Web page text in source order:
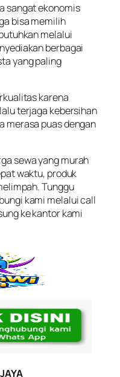
sangat ekonomis
bisa memilih
melalui
berbagai
yang paling
karena
terjaga kebersihan
merasa puas dengan
sewa yang murah
waktu, produk
Tunggu
kami melalui call
ke kantor kami